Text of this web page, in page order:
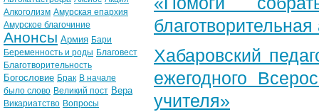
Хабаровский
ежегодного
учителя»
Алкоголизм Амурская епархия
Амурское благочиние
Анонсы Армия Бари
Беременность и роды Благовест
Благотворительность
Богословие Брак В начале
было слово Великий пост Вера
Викариатство Вопросы